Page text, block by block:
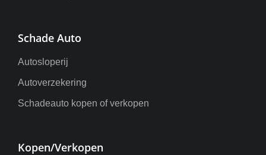
Schade Auto
Autosloperij
Autoverzekering
Schadeauto kopen of verkopen
Kopen/Verkopen